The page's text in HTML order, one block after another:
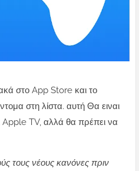
στο App Store και το
στη λίστα. αυτή Θα ειναι
Apple TV, αλλά θα πρέπει να
τους νέους κανόνες πριν